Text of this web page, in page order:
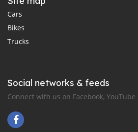
Cars
Bikes
Trucks
Social networks & feeds
Connect with us on Facebook,